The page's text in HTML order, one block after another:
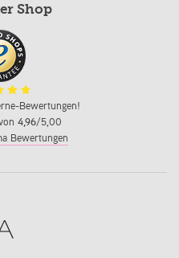
Shop
Bewertungen!
4,96/5,00
Bewertungen